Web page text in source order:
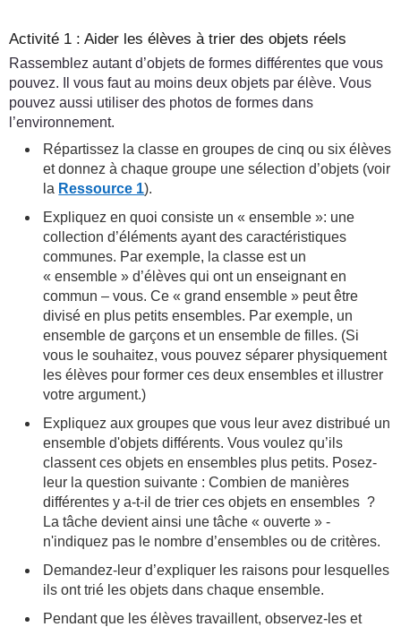
Activité 1 : Aider les élèves à trier des objets réels
Rassemblez autant d’objets de formes différentes que vous
pouvez. Il vous faut au moins deux objets par élève. Vous
pouvez aussi utiliser des photos de formes dans
l’environnement.
Répartissez la classe en groupes de cinq ou six élèves
et donnez à chaque groupe une sélection d’objets (voir
la Ressource 1).
Expliquez en quoi consiste un « ensemble »: une
collection d’éléments ayant des caractéristiques
communes. Par exemple, la classe est un
« ensemble » d’élèves qui ont un enseignant en
commun – vous. Ce « grand ensemble » peut être
divisé en plus petits ensembles. Par exemple, un
ensemble de garçons et un ensemble de filles. (Si
vous le souhaitez, vous pouvez séparer physiquement
les élèves pour former ces deux ensembles et illustrer
votre argument.)
Expliquez aux groupes que vous leur avez distribué un
ensemble d'objets différents. Vous voulez qu’ils
classent ces objets en ensembles plus petits. Posez-
leur la question suivante : Combien de manières
différentes y a-t-il de trier ces objets en ensembles ?
La tâche devient ainsi une tâche « ouverte » -
n'indiquez pas le nombre d’ensembles ou de critères.
Demandez-leur d’expliquer les raisons pour lesquelles
ils ont trié les objets dans chaque ensemble.
Pendant que les élèves travaillent, observez-les et